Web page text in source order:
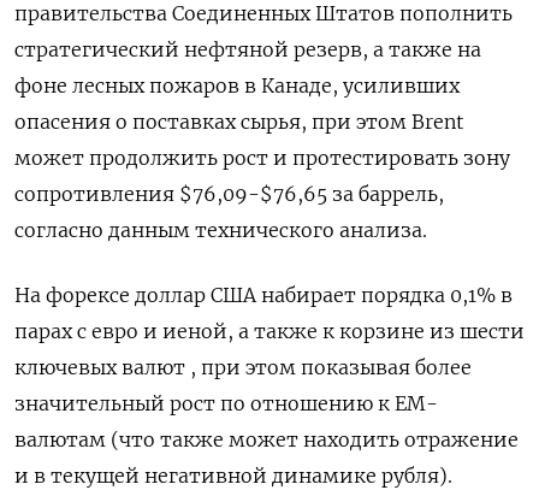
правительства Соединенных Штатов пополнить
стратегический нефтяной резерв, а также на
фоне лесных пожаров в Канаде, усиливших
опасения о поставках сырья, при этом Brent
может продолжить рост и протестировать зону
сопротивления $76,09-$76,65 за баррель,
согласно данным технического анализа.
На форексе доллар США набирает порядка 0,1% в
парах с евро и иеной, а также к корзине из шести
ключевых валют , при этом показывая более
значительный рост по отношению к ЕМ-
валютам (что также может находить отражение
и в текущей негативной динамике рубля).